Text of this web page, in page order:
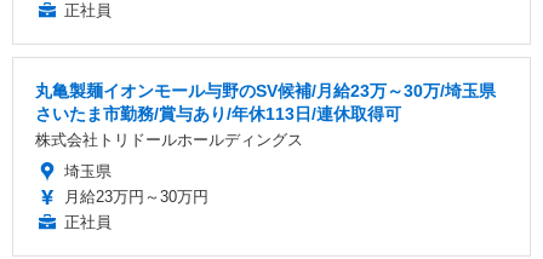
正社員
丸亀製麺イオンモール与野のSV候補/月給23万～30万/埼玉県
さいたま市勤務/賞与あり/年休113日/連休取得可
株式会社トリドールホールディングス
埼玉県
月給23万円～30万円
正社員